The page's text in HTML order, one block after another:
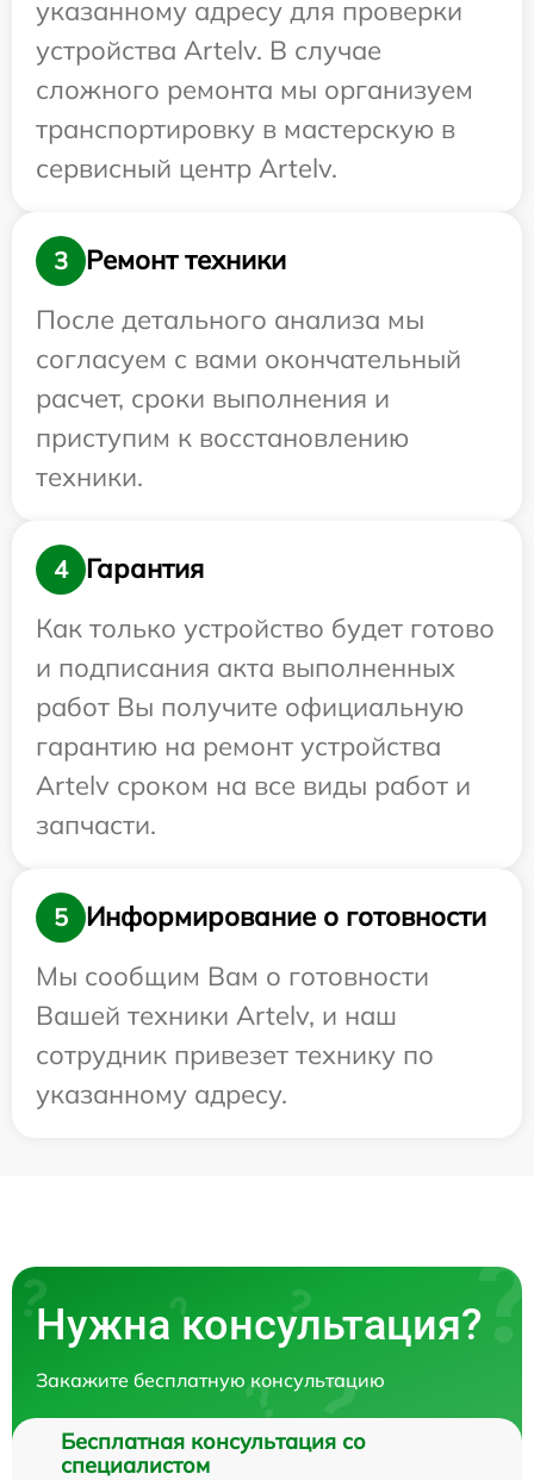
указанному адресу для проверки
устройства Artelv. В случае
сложного ремонта мы организуем
транспортировку в мастерскую в
сервисный центр Artelv.
3
Ремонт техники
После детального анализа мы
согласуем с вами окончательный
расчет, сроки выполнения и
приступим к восстановлению
техники.
4
Гарантия
Как только устройство будет готово
и подписания акта выполненных
работ Вы получите официальную
гарантию на ремонт устройства
Artelv сроком на все виды работ и
запчасти.
5
Информирование о готовности
Мы сообщим Вам о готовности
Вашей техники Artelv, и наш
сотрудник привезет технику по
указанному адресу.
Нужна консультация?
Закажите бесплатную консультацию
Бесплатная консультация со
специалистом